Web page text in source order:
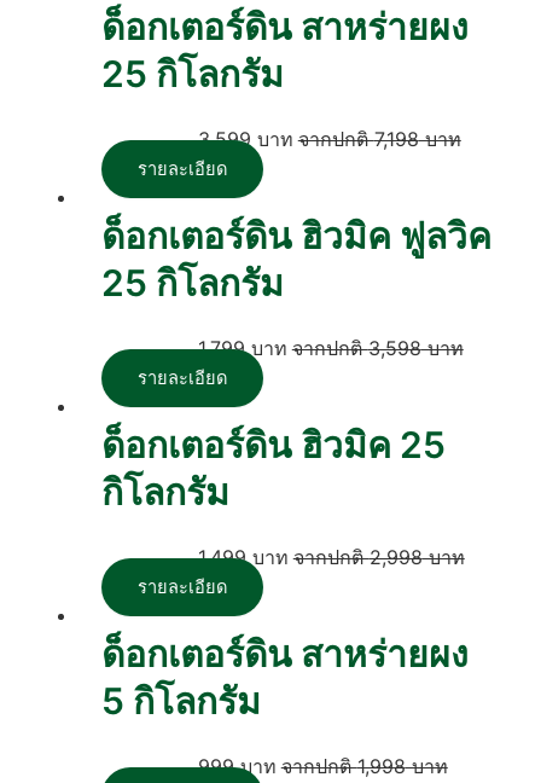
ด็อกเตอร์ดิน สาหร่ายผง
25 กิโลกรัม
3,599 บาท 7,198บาท
รายละเอียด
ด็อกเตอร์ดิน ฮิวมิค ฟูลวิค
25 กิโลกรัม
1,799บาท 3,598บาท
รายละเอียด
ด็อกเตอร์ดิน ฮิวมิค 25
กิโลกรัม
1,499บาท 2,998บาท
รายละเอียด
ด็อกเตอร์ดิน สาหร่ายผง
5 กิโลกรัม
999บาท 1,998บาท